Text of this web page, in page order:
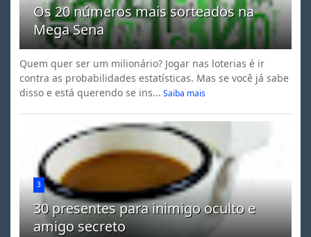
Os 20 números mais sorteados na
Mega Sena
Quem quer ser um milionário? Jogar nas loterias é ir
contra as probabilidades estatísticas. Mas se você já sabe
disso e está querendo se ins... Saiba mais
3
30 presentes para inimigo oculto e
amigo secreto